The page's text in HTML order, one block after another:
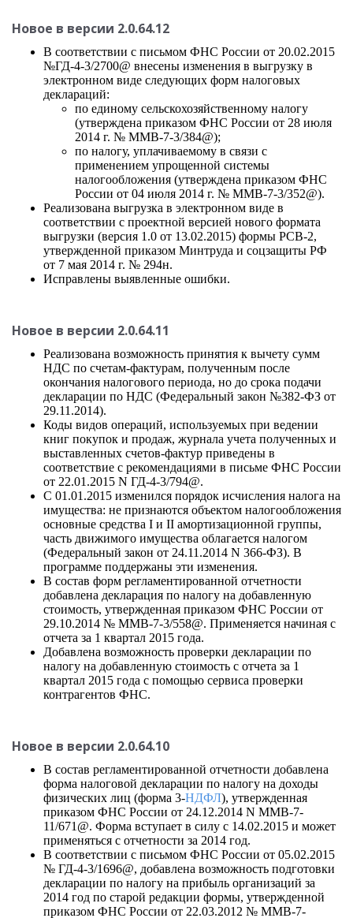
Новое в версии 2.0.64.12
В соответствии с письмом ФНС России от 20.02.2015
№ГД-4-3/2700@ внесены изменения в выгрузку в
электронном виде следующих форм налоговых
деклараций:
по единому сельскохозяйственному налогу
(утверждена приказом ФНС России от 28 июля
2014 г. № ММВ-7-3/384@);
по налогу, уплачиваемому в связи с
применением упрощенной системы
налогообложения (утверждена приказом ФНС
России от 04 июля 2014 г. № ММВ-7-3/352@).
Реализована выгрузка в электронном виде в
соответствии с проектной версией нового формата
выгрузки (версия 1.0 от 13.02.2015) формы РСВ-2,
утвержденной приказом Минтруда и соцзащиты РФ
от 7 мая 2014 г. № 294н.
Исправлены выявленные ошибки.
Новое в версии 2.0.64.11
Реализована возможность принятия к вычету сумм
НДС по счетам-фактурам, полученным после
окончания налогового периода, но до срока подачи
декларации по НДС (Федеральный закон №382-ФЗ от
29.11.2014).
Коды видов операций, используемых при ведении
книг покупок и продаж, журнала учета полученных и
выставленных счетов-фактур приведены в
соответствие с рекомендациями в письме ФНС России
от 22.01.2015 N ГД-4-3/794@.
С 01.01.2015 изменился порядок исчисления налога на
имущества: не признаются объектом налогообложения
основные средства I и II амортизационной группы,
часть движимого имущества облагается налогом
(Федеральный закон от 24.11.2014 N 366-ФЗ). В
программе поддержаны эти изменения.
В состав форм регламентированной отчетности
добавлена декларация по налогу на добавленную
стоимость, утвержденная приказом ФНС России от
29.10.2014 № ММВ-7-3/558@. Применяется начиная с
отчета за 1 квартал 2015 года.
Добавлена возможность проверки декларации по
налогу на добавленную стоимость с отчета за 1
квартал 2015 года с помощью сервиса проверки
контрагентов ФНС.
Новое в версии 2.0.64.10
В состав регламентированной отчетности добавлена
форма налоговой декларации по налогу на доходы
физических лиц (форма 3-НДФЛ), утвержденная
приказом ФНС России от 24.12.2014 N ММВ-7-
11/671@. Форма вступает в силу с 14.02.2015 и может
применяться с отчетности за 2014 год.
В соответствии с письмом ФНС России от 05.02.2015
№ ГД-4-3/1696@, добавлена возможность подготовки
декларации по налогу на прибыль организаций за
2014 год по старой редакции формы, утвержденной
приказом ФНС России от 22.03.2012 № ММВ-7-